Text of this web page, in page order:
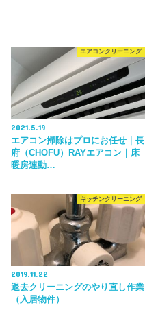
エアコンクリーニング
2021.5.19
エアコン掃除はプロにお任せ｜長
府（CHOFU）RAYエアコン｜床
暖房連動…
キッチンクリーニング
2019.11.22
退去クリーニングのやり直し作業
（入居物件）